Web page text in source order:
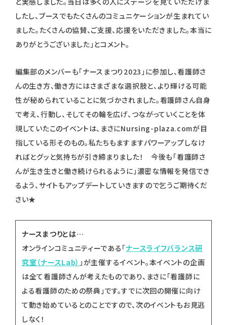
したし、ブースでもたくさんのコミュニケーションが生まれてい
ました。たくさんの協賛、ご支援、応援をいただきました。本当に
ありがとうございました」とコメント。
編集部のメンバーも「ナースまつり2023」に参加し、看護師さ
んの生き方、働き方にはさまざまな選択肢と、より輝ける可能
性が秘められていることに気づかされました。看護師さん自身
で考え、行動し、そしてその輪を広げ、つながっていくことを体
現していたこのイベントは、まさにNursing-plaza.comが目
指している形そのもの。私たちもますますパワーアップしなけ
ればとグッと気持ちが引き締まりました！ 今後も「看護師さ
んが生き生きと働き続けられるように」濃密な情報を発信でき
るよう、サイトもアップデートしていきますので乞うご期待くだ
さい★
ナースまつりとは…
オンラインコミュニティーである「ナースライフバランス研
究室（ナースLab） 」が主催するイベント。本イベントの企画
は全て看護師さんが考えたものであり、まさに「看護師に
よる看護師のための祭典」です。すでに次回の開催に向け
て動き始めているとのことですので、次のイベントもお見逃
しなく！